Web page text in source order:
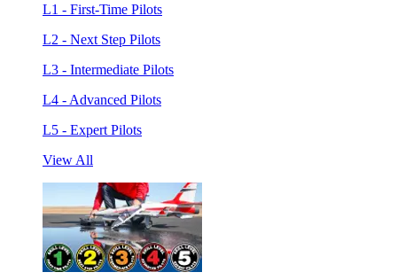
L1 - First-Time Pilots
L2 - Next Step Pilots
L3 - Intermediate Pilots
L4 - Advanced Pilots
L5 - Expert Pilots
View All